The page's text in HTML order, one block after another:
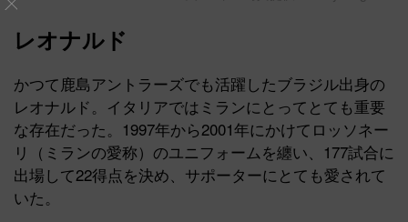
レオナルド
かつて鹿島アントラーズでも活躍したブラジル出身の
レオナルド。イタリアではミランにとってとても重要
な存在だった。1997年から2001年にかけてロッソネー
リ（ミランの愛称）のユニフォームを纏い、177試合に
出場して22得点を決め、サポーターにとても愛されて
いた。